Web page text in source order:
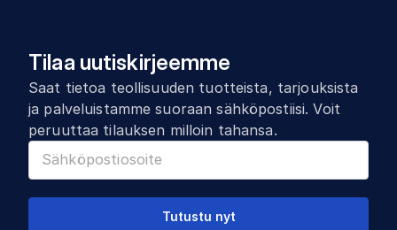
Tilaa uutiskirjeemme
Saat tietoa teollisuuden tuotteista, tarjouksista
ja palveluistamme suoraan sähköpostiisi. Voit
peruuttaa tilauksen milloin tahansa.
Tutustu nyt